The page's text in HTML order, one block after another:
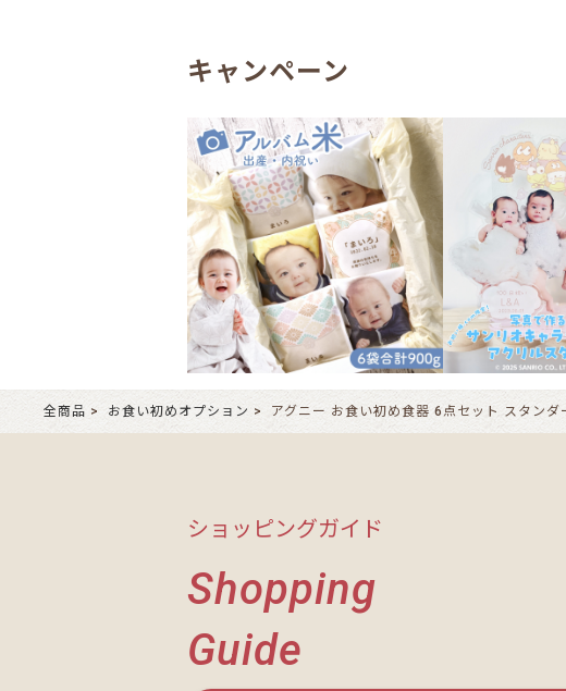
キャンペーン
全商品 お食い初めオプション アグニー お食い初め食器 6点セット スタンダ
ショッピングガイド
Shopping
Guide